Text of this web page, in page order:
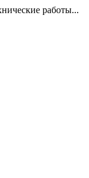
работы...